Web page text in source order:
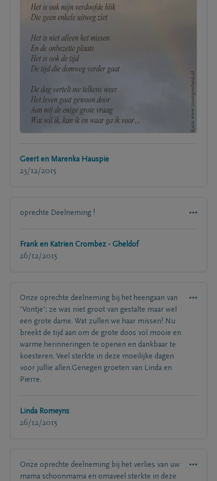
Geert en Marenka Hauspie
23/12/2015
oprechte Deelneming !
Frank en Katrien Crombez - Gheldof
26/12/2015
Onze oprechte deelneming bij het heengaan van
'Vontje'; ze was niet groot van gestalte maar wel
een grote dame. Wat zullen we haar missen! Nu
breekt de tijd aan om de grote doos vol mooie en
warme herinneringen te openen en dankbaar te
koesteren. Veel sterkte in deze moeilijke dagen
voor jullie allen.Genegen groeten van Linda en
Pierre.
Linda Romeyns
26/12/2015
Onze oprechte deelneming bij het verlies van uw
mama schoonmama en omaveel sterkte in deze